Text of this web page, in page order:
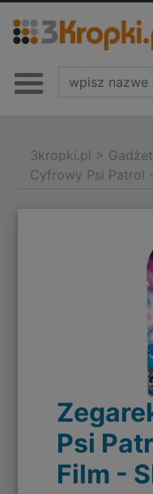
3kropki.pl >
Cyfrowy Psi Patrol
Psi
Film -